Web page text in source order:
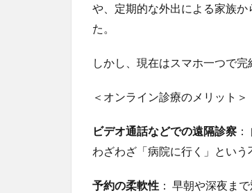
や、定期的な外出による家族
た。
しかし、現在はスマホ一つで
＜オンライン診療のメリット＞
ビデオ通話などでの遠隔診察
わざわざ「病院に行く」という
予約の柔軟性 ： 早朝や深夜ま